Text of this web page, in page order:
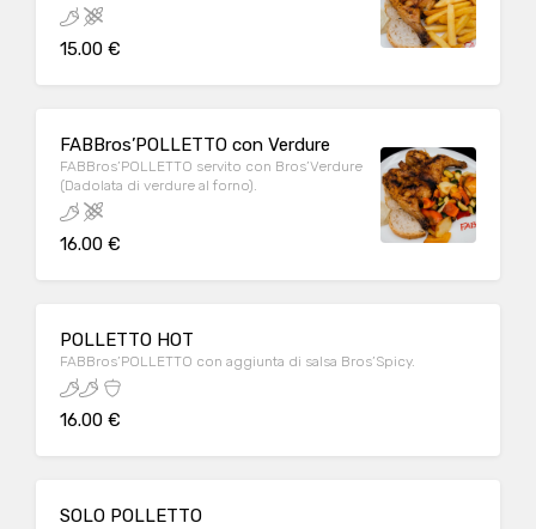
metodo Churrasco, Leggermente Piccante,
accompagnato da Patatine* fritte, Bros’Salsa
e pane* integrale tostato.
15.00 €
FABBros’POLLETTO con Verdure
FABBros’POLLETTO servito con Bros’Verdure
(Dadolata di verdure al forno).
16.00 €
POLLETTO HOT
FABBros’POLLETTO con aggiunta di salsa Bros’Spicy.
16.00 €
SOLO POLLETTO